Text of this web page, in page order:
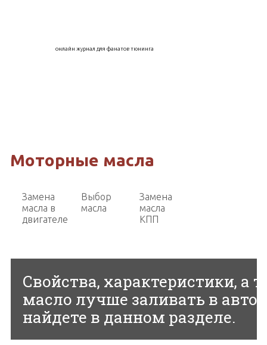
онлайн журнал для фанатов тюнинга
Моторные масла
Замена
масла в
двигателе
Выбор
масла
Замена
масла
КПП
Свойства, характеристики, а
масло лучше заливать в
найдете в данном разделе.